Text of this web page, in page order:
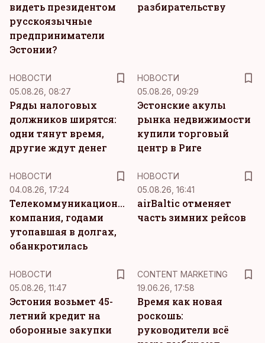
видеть президентом
русскоязычные
предприниматели
Эстонии?
разбирательству
НОВОСТИ
05.08.26, 08:27
Ряды налоговых
должников ширятся:
одни тянут время,
другие ждут денег
НОВОСТИ
05.08.26, 09:29
Эстонские акулы
рынка недвижимости
купили торговый
центр в Риге
НОВОСТИ
04.08.26, 17:24
Телекоммуникационная
компания, годами
утопавшая в долгах,
обанкротилась
НОВОСТИ
05.08.26, 16:41
airBaltic отменяет
часть зимних рейсов
НОВОСТИ
05.08.26, 11:47
Эстония возьмет 45-
летний кредит на
оборонные закупки
CONTENT MARKETING
19.06.26, 17:58
Время как новая
роскошь:
руководители всё